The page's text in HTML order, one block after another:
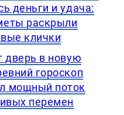
деньги и удача:
раскрыли
клички
дверь в новую
гороскоп
мощный поток
перемен